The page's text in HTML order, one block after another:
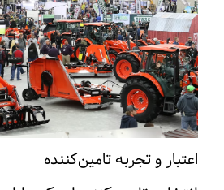
اعتبار و تجربه تامین‌کننده